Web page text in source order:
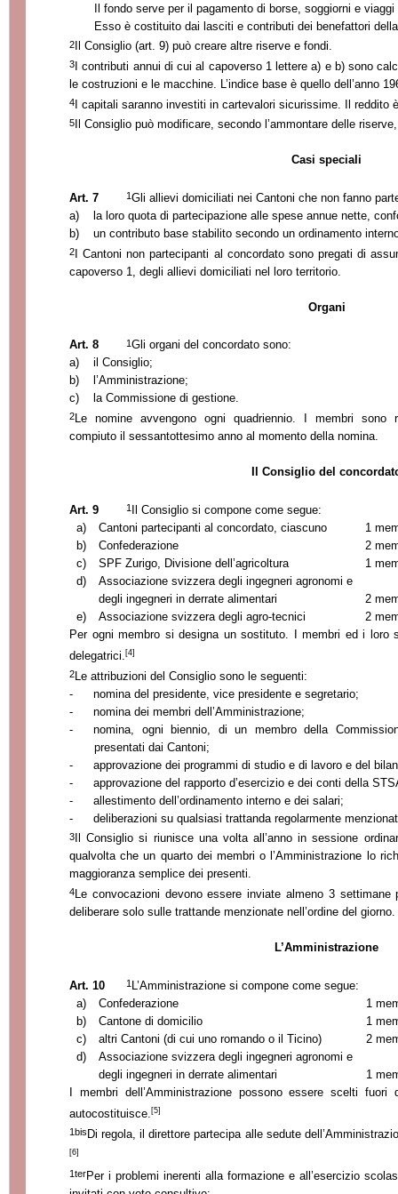
Il fondo serve per il pagamento di borse, soggiorni e
Esso è costituito dai lasciti e contributi dei benefattori
2 Il Consiglio (art. 9) può creare altre riserve e fondi.
3
I contributi annui di cui al capoverso 1 lettere a) e b) sono
le costruzioni e le macchine. L’indice base è quello dell’anno
4I capitali saranno investiti in cartevalori sicurissime. Il reddito
5 Il Consiglio può modificare, secondo l’ammontare delle
Casi speciali
Art. 7 1Gli allievi domiciliati nei Cantoni che non fanno
a)
la loro quota di partecipazione alle spese annue nette,
b)
un contributo base stabilito secondo un ordinamento
2I Cantoni non partecipanti al concordato sono pregati di
capoverso 1, degli allievi domiciliati nel loro territorio.
Organi
Art. 8 1Gli organi del concordato sono:
a)
il Consiglio;
b)
l’Amministrazione;
c)
la Commissione di gestione.
2 Le nomine avvengono ogni quadriennio. I membri sono
compiuto il sessantottesimo anno al momento della nomina.
Il Consiglio del
Art. 9 1 Il Consiglio si compone come segue:
a)
Cantoni partecipanti al concordato, ciascuno
1
b)
Confederazione
2
c)
SPF Zurigo, Divisione dell’agricoltura
1
d)
Associazione svizzera degli ingegneri agronomi e
degli ingegneri in derrate alimentari
2
e)
Associazione svizzera degli agro-tecnici
2
Per ogni membro si designa un sostituto. I membri ed i loro
delegatrici. [4]
2Le attribuzioni del Consiglio sono le seguenti:
-
nomina del presidente, vice presidente e segretario;
-
nomina dei membri dell’Amministrazione;
-
nomina, ogni biennio, di un membro della
presentati dai Cantoni;
-
approvazione dei programmi di studio e di lavoro e del
-
approvazione del rapporto d’esercizio e dei conti della
-
allestimento dell’ordinamento interno e dei salari;
-
deliberazioni su qualsiasi trattanda regolarmente
3
Il Consiglio si riunisce una volta all’anno in sessione
qualvolta che un quarto dei membri o l’Amministrazione lo
maggioranza semplice dei presenti.
4 Le convocazioni devono essere inviate almeno 3
deliberare solo sulle trattande menzionate nell’ordine del giorno.
L’Amministrazione
Art. 10 1L’Amministrazione si compone come segue:
a)
Confederazione
1
b)
Cantone di domicilio
1
c)
altri Cantoni (di cui uno romando o il Ticino)
2
d)
Associazione svizzera degli ingegneri agronomi e
degli ingegneri in derrate alimentari
1
I membri dell’Amministrazione possono essere scelti fuori
autocostituisce. [5]
1bisDi regola, il direttore partecipa alle sedute
[6]
1terPer i problemi inerenti alla formazione e all’esercizio